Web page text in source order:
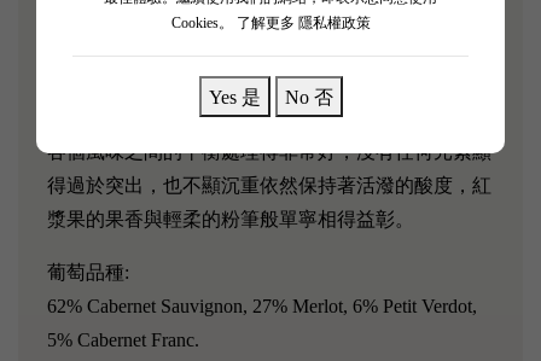
Cookies。
了解更多 隱私權政策
Yes 是 No 否
鼻尖感受到豐富而細膩的層次。在口腔中展現出如此
精緻，溫和而迷人的風味。
各個風味之間的平衡處理得非常好，沒有任何元素顯
得過於突出，也不顯沉重依然保持著活潑的酸度，紅
漿果的果香與輕柔的粉筆般單寧相得益彰。
葡萄品種:
62% Cabernet Sauvignon, 27% Merlot, 6% Petit Verdot,
5% Cabernet Franc.